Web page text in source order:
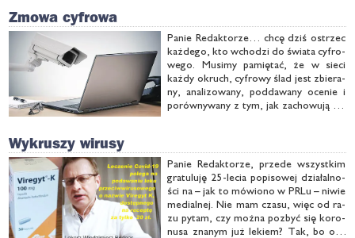
Zmowa cyfrowa
Pa­nie Re­dak­to­rze… chcę dziś ostrzec
każ­de­go, kto wcho­dzi do świa­ta cy­fro­
we­go. Mu­si­my pa­mię­tać, że w sie­ci
każ­dy okruch, cy­fro­wy ślad jest zbie­ra­
ny, ana­li­zo­wa­ny, pod­da­wa­ny oce­nie i
po­rów­ny­wa­ny z tym, jak za­cho­wu­ją się
Wykruszy wirusy
Pa­nie Re­dak­to­rze, przede wszyst­kim
gra­tu­lu­ję 25-le­cia po­pi­so­wej dzia­łal­no­
ści na – jak to mó­wio­no w PRLu – ni­wie
me­dial­nej. Nie mam cza­su, więc od ra­
zu py­tam, czy moż­na po­zbyć się ko­ro­
nu­sa zna­nym już le­kiem? Tak, bo oto